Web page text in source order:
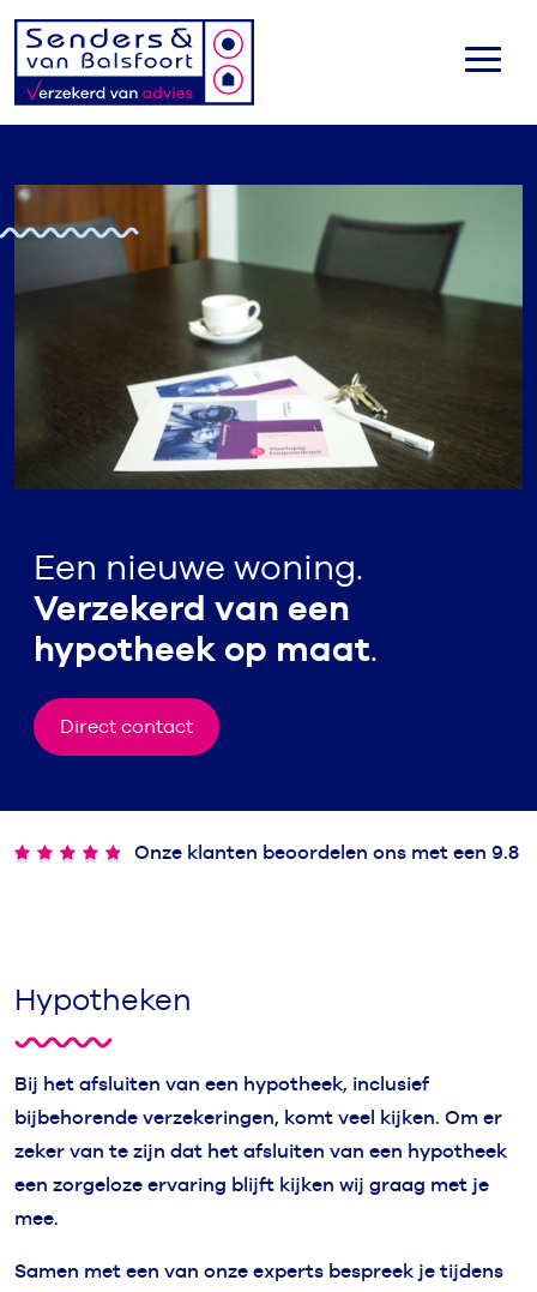
Een nieuwe woning.
Verzekerd van een
hypotheek op maat.
Direct contact
Onze klanten beoordelen ons met een 9.8
Hypotheken
Bij het afsluiten van een hypotheek, inclusief
bijbehorende verzekeringen, komt veel kijken. Om er
zeker van te zijn dat het afsluiten van een hypotheek
een zorgeloze ervaring blijft kijken wij graag met je
mee.
Samen met een van onze experts bespreek je tijdens